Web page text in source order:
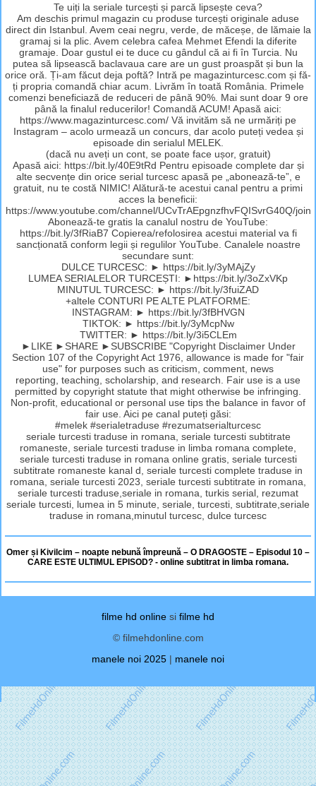
Te uiți la seriale turcești și parcă lipsește ceva?
Am deschis primul magazin cu produse turcești originale aduse
direct din Istanbul. Avem ceai negru, verde, de măceșe, de lămaie la
gramaj si la plic. Avem celebra cafea Mehmet Efendi la diferite
gramaje. Doar gustul ei te duce cu gândul că ai fi în Turcia. Nu
putea să lipsească baclavaua care are un gust proaspăt și bun la
orice oră. Ți-am făcut deja poftă? Intră pe magazinturcesc.com și fă-
ți propria comandă chiar acum. Livrăm în toată România. Primele
comenzi beneficiază de reduceri de până 90%. Mai sunt doar 9 ore
până la finalul reducerilor! Comandă ACUM! Apasă aici:
https://www.magazinturcesc.com/ Vă invităm să ne urmăriți pe
Instagram – acolo urmează un concurs, dar acolo puteți vedea și
episoade din serialul MELEK.
(dacă nu aveți un cont, se poate face ușor, gratuit)
Apasă aici: https://bit.ly/40E9tRd Pentru episoade complete dar și
alte secvențe din orice serial turcesc apasă pe „abonează-te”, e
gratuit, nu te costă NIMIC! Alătură-te acestui canal pentru a primi
acces la beneficii:
https://www.youtube.com/channel/UCvTrAEpgnzfhvFQISvrG40Q/join
Abonează-te gratis la canalul nostru de YouTube:
https://bit.ly/3fRiaB7 Copierea/refolosirea acestui material va fi
sancționată conform legii și regulilor YouTube. Canalele noastre
secundare sunt:
DULCE TURCESC: ► https://bit.ly/3yMAjZy
LUMEA SERIALELOR TURCEȘTI: ►https://bit.ly/3oZxVKp
MINUTUL TURCESC: ► https://bit.ly/3fuiZAD
+altele CONTURI PE ALTE PLATFORME:
INSTAGRAM: ► https://bit.ly/3fBHVGN
TIKTOK: ► https://bit.ly/3yMcpNw
TWITTER: ► https://bit.ly/3i5CLEm
►LIKE ►SHARE ►SUBSCRIBE "Copyright Disclaimer Under
Section 107 of the Copyright Act 1976, allowance is made for "fair
use" for purposes such as criticism, comment, news
reporting, teaching, scholarship, and research. Fair use is a use
permitted by copyright statute that might otherwise be infringing.
Non-profit, educational or personal use tips the balance in favor of
fair use. Aici pe canal puteți găsi:
#melek #serialetraduse #rezumatserialturcesc
seriale turcesti traduse in romana, seriale turcesti subtitrate
romaneste, seriale turcesti traduse in limba romana complete,
seriale turcesti traduse in romana online gratis, seriale turcesti
subtitrate romaneste kanal d, seriale turcesti complete traduse in
romana, seriale turcesti 2023, seriale turcesti subtitrate in romana,
seriale turcesti traduse,seriale in romana, turkis serial, rezumat
seriale turcesti, lumea in 5 minute, seriale, turcesti, subtitrate,seriale
traduse in romana,minutul turcesc, dulce turcesc
Omer și Kivilcim – noapte nebună împreună – O DRAGOSTE – Episodul 10 –
CARE ESTE ULTIMUL EPISOD? - online subtitrat in limba romana.
filme hd online si filme hd
© filmehdonline.com
manele noi 2025 | manele noi